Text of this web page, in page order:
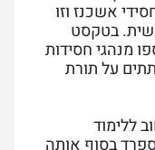
אשכנז וזו
בטקסט
מנהגי חסידות
על תורת
ללימוד
בסוף אותה